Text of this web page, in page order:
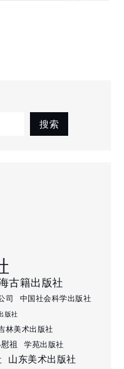
搜索
古籍出版社
司 中国社会科学出版社
版社
林美术出版社
祖
学苑出版社
山东美术出版社